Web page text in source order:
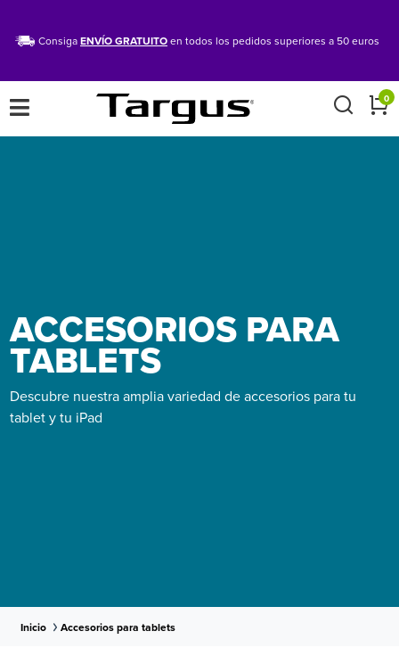
Consiga ENVÍO GRATUITO en todos los pedidos superiores a 50 euros
× 0
ACCESORIOS PARA
TABLETS
Descubre nuestra amplia variedad de accesorios para tu
tablet y tu iPad
Inicio Accesorios para tablets